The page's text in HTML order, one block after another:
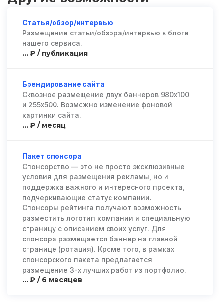
Статья/обзор/интервью
Размещение статьи/обзора/интервью в блоге
нашего сервиса.
... ₽ / публикация
Брендирование сайта
Сквозное размещение двух баннеров 980х100
и 255х500. Возможно изменение фоновой
картинки сайта.
... ₽ / месяц
Пакет спонсора
Спонсорство — это не просто эксклюзивные
условия для размещения рекламы, но и
поддержка важного и интересного проекта,
подчеркивающие статус компании.
Спонсоры рейтинга получают возможность
разместить логотип компании и специальную
страницу с описанием своих услуг. Для
спонсора размещается баннер на главной
странице (ротация). Кроме того, в рамках
спонсорского пакета предлагается
размещение 3-х лучших работ из портфолио.
... ₽ / 6 месяцев